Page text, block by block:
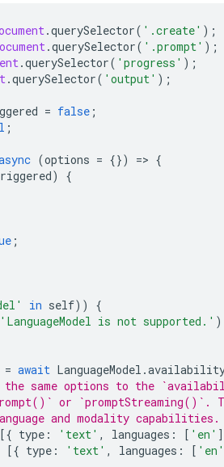
.querySelector( '.create' );
.querySelector( '.prompt' );
.querySelector( 'progress' );
.querySelector( 'output' );
= false ;
;
(options = {}) => {
)
{
;
in self))
{
'LanguageModel is not supported.'
= await LanguageModel .
the same options to the
or
and modality capabilities.
[{ type : 'text' , languages : [ 'en' ]
[{ type : 'text' , languages : [ 'en'